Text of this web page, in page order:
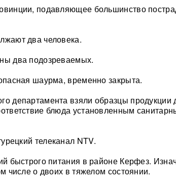
подавляющее большинство
два человека.
два подозреваемых.
шаурма, временно закрыта.
департамента взяли образцы продукции
блюда установленным
телеканал NTV.
быстрого питания в районе Керфез.
числе о двоих в тяжелом состоянии.